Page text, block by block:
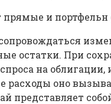
и
остатки. При
на
расходы оно
представляет